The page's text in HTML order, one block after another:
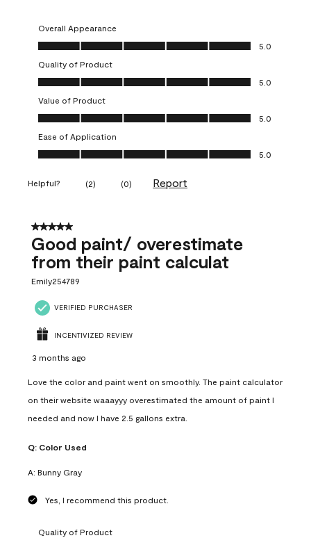
Overall Appearance
Overall Appearance, 5.0 out of 5
5.0
Quality of Product
Quality of Product, 5.0 out of 5
5.0
Value of Product
Value of Product, 5.0 out of 5
5.0
Ease of Application
Ease of Application, 5.0 out of 5
5.0
Helpful? (2) (0) Report
5 out of 5 stars.
Good paint/ overestimate
from their paint calculat
Emily254789
VERIFIED PURCHASER
INCENTIVIZED REVIEW
3 months ago
Love the color and paint went on smoothly. The paint calculator
on their website waaayyy overestimated the amount of paint I
needed and now I have 2.5 gallons extra.
Q: Color Used
A: Bunny Gray
Yes, I recommend this product.
Quality of Product